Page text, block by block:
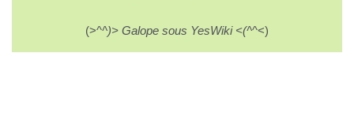
(>^^)> Galope sous YesWiki <(^^<)